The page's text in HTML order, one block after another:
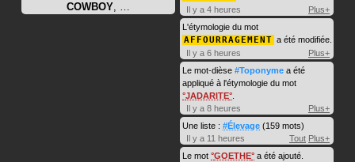
COWBOY
Il y a 4 heures
Plus+
L'étymologie du mot
AFFOURRAGEMENT a été modifiée.
Il y a 6 heures
Plus+
Le mot-dièse #Toponyme a été
appliqué à l'étymologie du mot
JADARITE
Il y a 8 heures
Plus+
Une liste : #Élevage (159 mots)
Il y a 11 heures
Tout Plus+
Le mot GOETHE a été ajouté.